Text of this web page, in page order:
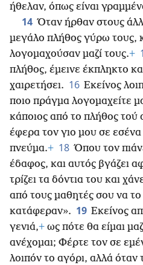
ήθελαν, όπως είναι
14 Όταν ήρθαν στους
μεγάλο πλήθος γύρω τους,
λογομαχούσαν μαζί τους.+
πλήθος, έμεινε έκπληκτο
χαιρετήσει. 16 Εκείνος
ποιο πράγμα λογομαχείτε
κάποιος από το πλήθος
έφερα τον γιο μου σε εσένα
πνεύμα.+ 18 Όπου τον
έδαφος, και αυτός βγάζει
τρίζει τα δόντια του και
από τους μαθητές σου να
κατάφεραν». 19 Εκείνος
γενιά,+ ως πότε θα είμαι
ανέχομαι; Φέρτε τον σε
λοιπόν το αγόρι, αλλά όταν